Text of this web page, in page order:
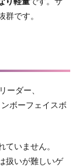
り軽量です。サ
群です。
ーダー、
ボーフェイスボ
ていません。
扱いが難しいゲ